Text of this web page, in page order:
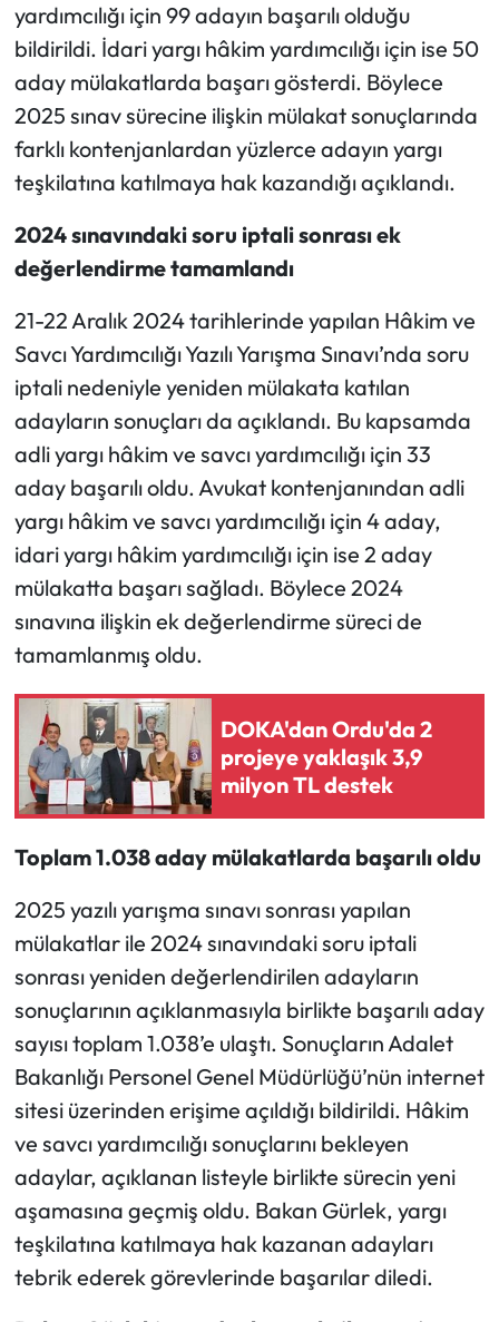
yardımcılığı için 99 adayın başarılı olduğu
bildirildi. İdari yargı hâkim yardımcılığı için ise 50
aday mülakatlarda başarı gösterdi. Böylece
2025 sınav sürecine ilişkin mülakat sonuçlarında
farklı kontenjanlardan yüzlerce adayın yargı
teşkilatına katılmaya hak kazandığı açıklandı.
2024 sınavındaki soru iptali sonrası ek
değerlendirme tamamlandı
21-22 Aralık 2024 tarihlerinde yapılan Hâkim ve
Savcı Yardımcılığı Yazılı Yarışma Sınavı’nda soru
iptali nedeniyle yeniden mülakata katılan
adayların sonuçları da açıklandı. Bu kapsamda
adli yargı hâkim ve savcı yardımcılığı için 33
aday başarılı oldu. Avukat kontenjanından adli
yargı hâkim ve savcı yardımcılığı için 4 aday,
idari yargı hâkim yardımcılığı için ise 2 aday
mülakatta başarı sağladı. Böylece 2024
sınavına ilişkin ek değerlendirme süreci de
tamamlanmış oldu.
DOKA'dan Ordu'da 2
projeye yaklaşık 3,9
milyon TL destek
Toplam 1.038 aday mülakatlarda başarılı oldu
2025 yazılı yarışma sınavı sonrası yapılan
mülakatlar ile 2024 sınavındaki soru iptali
sonrası yeniden değerlendirilen adayların
sonuçlarının açıklanmasıyla birlikte başarılı aday
sayısı toplam 1.038’e ulaştı. Sonuçların Adalet
Bakanlığı Personel Genel Müdürlüğü’nün internet
sitesi üzerinden erişime açıldığı bildirildi. Hâkim
ve savcı yardımcılığı sonuçlarını bekleyen
adaylar, açıklanan listeyle birlikte sürecin yeni
aşamasına geçmiş oldu. Bakan Gürlek, yargı
teşkilatına katılmaya hak kazanan adayları
tebrik ederek görevlerinde başarılar diledi.